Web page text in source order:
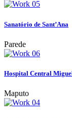
Sanatório de Sant’Ana
Parede
Hospital Central
Maputo